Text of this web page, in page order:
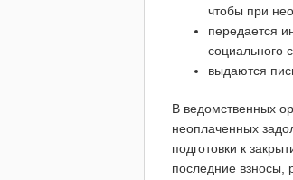
чтобы при
передается
социального
выдаются
В ведомственных
неоплаченных
подготовки к
последние взносы,